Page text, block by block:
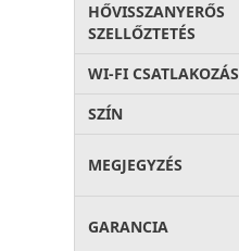
HŐVISSZANYERŐS
SZELLŐZTETÉS
WI-FI CSATLAKOZÁS
SZÍN
MEGJEGYZÉS
GARANCIA